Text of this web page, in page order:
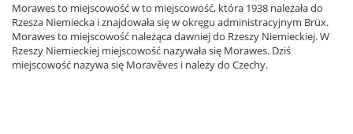
Morawes to miejscowość w to miejscowość, która 1938 należała do
Rzesza Niemiecka i znajdowała się w okręgu administracyjnym Brüx.
Morawes to miejscowość należąca dawniej do Rzeszy Niemieckiej. W
Rzeszy Niemieckiej miejscowość nazywała się Morawes. Dziś
miejscowość nazywa się Moravěves i należy do Czechy.